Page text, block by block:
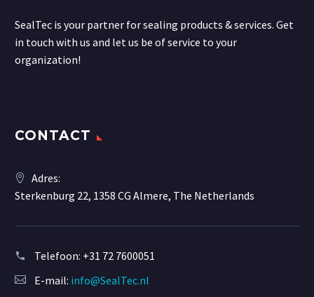
SealTec is your partner for sealing products & services. Get
in touch with us and let us be of service to your
organization!
CONTACT
Adres:
Sterkenburg 22, 1358 CG Almere, The Netherlands
Telefoon: +31 72 7600051
E-mail: info@SealTec.nl